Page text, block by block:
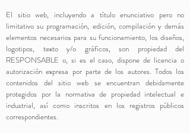
El sitio web, incluyendo a título enunciativo pero no
limitativo su programación, edición, compilación y demás
elementos necesarios para su funcionamiento, los diseños,
logotipos, texto y/o gráficos, son propiedad del
RESPONSABLE o, si es el caso, dispone de licencia o
autorización expresa por parte de los autores. Todos los
contenidos del sitio web se encuentran debidamente
protegidos por la normativa de propiedad intelectual e
industrial, así como inscritos en los registros públicos
correspondientes.